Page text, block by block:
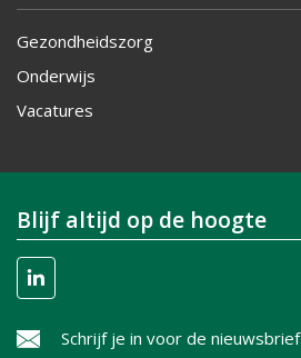
Gezondheidszorg
Onderwijs
Vacatures
Blijf altijd op de hoogte
Schrijf je in voor de nieuwsbrief